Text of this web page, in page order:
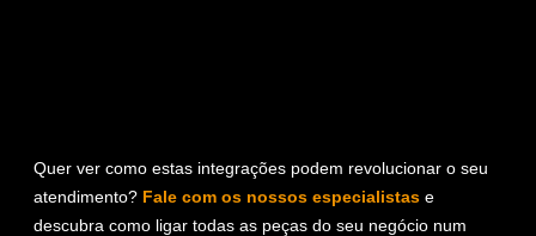
Quer ver como estas integrações podem revolucionar o seu
atendimento? Fale com os nossos especialistas e
descubra como ligar todas as peças do seu negócio num